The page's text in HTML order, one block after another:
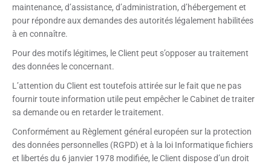
maintenance, d’assistance, d’administration, d’hébergement et
pour répondre aux demandes des autorités légalement habilitées
à en connaître.
Pour des motifs légitimes, le Client peut s’opposer au traitement
des données le concernant.
L’attention du Client est toutefois attirée sur le fait que ne pas
fournir toute information utile peut empêcher le Cabinet de traiter
sa demande ou en retarder le traitement.
Conformément au Règlement général européen sur la protection
des données personnelles (RGPD) et à la loi Informatique fichiers
et libertés du 6 janvier 1978 modifiée, le Client dispose d’un droit